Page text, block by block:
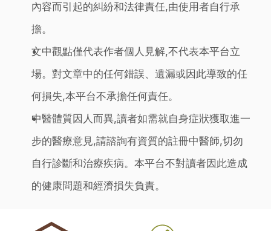
內容而引起的糾紛和法律責任,由使用者自行承
擔。
文中觀點僅代表作者個人見解,不代表本平台立
場。對文章中的任何錯誤、遺漏或因此導致的任
何損失,本平台不承擔任何責任。
中醫體質因人而異,讀者如需就自身症狀獲取進一
步的醫療意見,請諮詢有資質的註冊中醫師,切勿
自行診斷和治療疾病。本平台不對讀者因此造成
的健康問題和經濟損失負責。